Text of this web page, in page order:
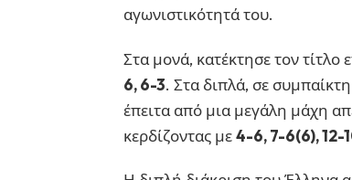
αγωνιστικότητά του.
Στα μονά, κατέκτησε τον τίτλο
6, 6-3. Στα διπλά, σε
έπειτα από μια μεγάλη μάχη
κερδίζοντας με4-6, 7-6(6), 12-